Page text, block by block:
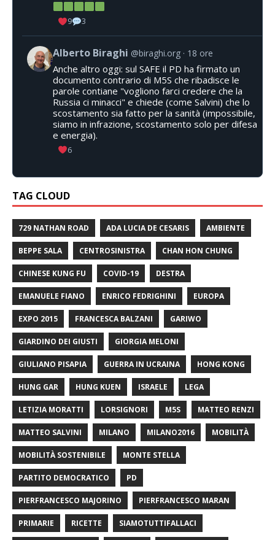
9 3
Alberto Biraghi @biraghi.org 18 ore
Anche altro oggi: sul SAFE il PD ha firmato un
documento contrario di M5S che ribadisce le
parole contiane "vogliono farci credere che la
Russia ci minacci" e chiede (come Salvini) che lo
scostamento sia fatto per la sanità (impossibile,
siamo in infrazione, scostamento solo per difesa
e energia).
6
TAG CLOUD
729 NATHAN ROAD ADA LUCIA DE CESARIS AMBIENTE
BEPPE SALA CENTROSINISTRA CHAN HON CHUNG
CHINESE KUNG FU COVID-19 DESTRA
EMANUELE FIANO ENRICO FEDRIGHINI EUROPA
EXPO 2015 FRANCESCA BALZANI GARIWO
GIARDINO DEI GIUSTI GIORGIA MELONI
GIULIANO PISAPIA GUERRA IN UCRAINA HONG KONG
HUNG GAR HUNG KUEN ISRAELE LEGA
LETIZIA MORATTI LORSIGNORI M5S MATTEO RENZI
MATTEO SALVINI MILANO MILANO2016 MOBILITÀ
MOBILITÀ SOSTENIBILE MONTE STELLA
PARTITO DEMOCRATICO PD
PIERFRANCESCO MAJORINO PIERFRANCESCO MARAN
PRIMARIE RICETTE SIAMOTUTTIFALLACI